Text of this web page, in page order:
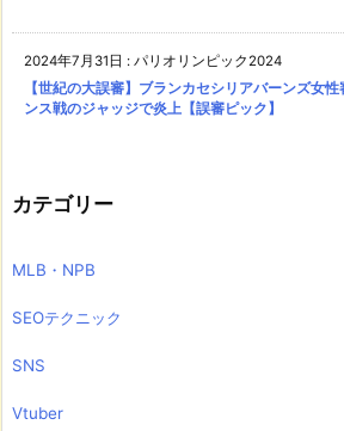
2024年7月31日 : パリオリンピック2024
【世紀の大誤審】ブランカセシリアバーンズ女
ンス戦のジャッジで炎上【誤審ピック】
カテゴリー
MLB・NPB
SEOテクニック
SNS
Vtuber